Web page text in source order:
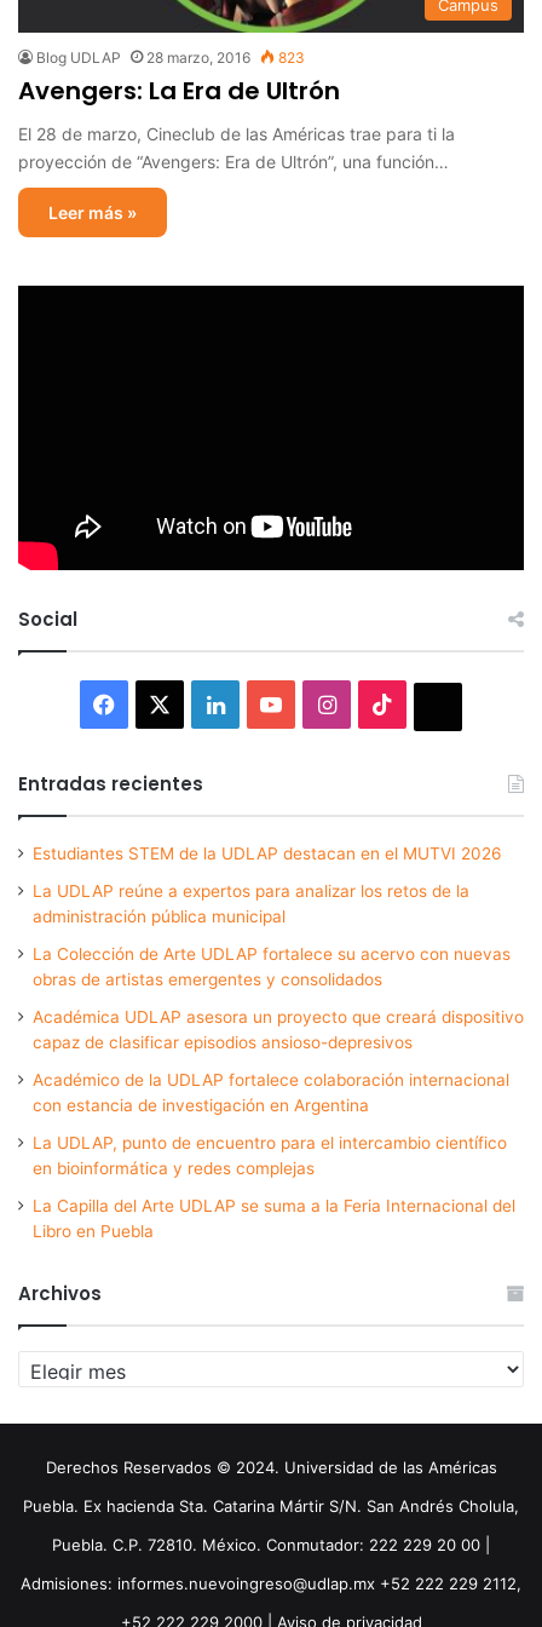
Campus
Blog UDLAP 28 marzo, 2016 823
Avengers: La Era de Ultrón
El 28 de marzo, Cineclub de las Américas trae para ti la
proyección de “Avengers: Era de Ultrón”, una función…
Leer más »
Social
Facebook LinkedInYouTubeInstagram
Entradas recientes
Estudiantes STEM de la UDLAP destacan en el MUTVI 2026
La UDLAP reúne a expertos para analizar los retos de la
administración pública municipal
La Colección de Arte UDLAP fortalece su acervo con nuevas
obras de artistas emergentes y consolidados
Académica UDLAP asesora un proyecto que creará dispositivo
capaz de clasificar episodios ansioso-depresivos
Académico de la UDLAP fortalece colaboración internacional
con estancia de investigación en Argentina
La UDLAP, punto de encuentro para el intercambio científico
en bioinformática y redes complejas
La Capilla del Arte UDLAP se suma a la Feria Internacional del
Libro en Puebla
Archivos
Archivos
Derechos Reservados © 2024. Universidad de las Américas
Puebla. Ex hacienda Sta. Catarina Mártir S/N. San Andrés Cholula,
Puebla. C.P. 72810. México. Conmutador: 222 229 20 00 |
Admisiones: informes.nuevoingreso@udlap.mx +52 222 229 2112,
+52 222 229 2000 | Aviso de privacidad